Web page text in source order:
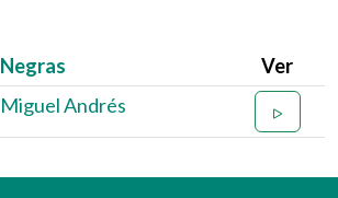
Negras
Ver
Miguel Andrés